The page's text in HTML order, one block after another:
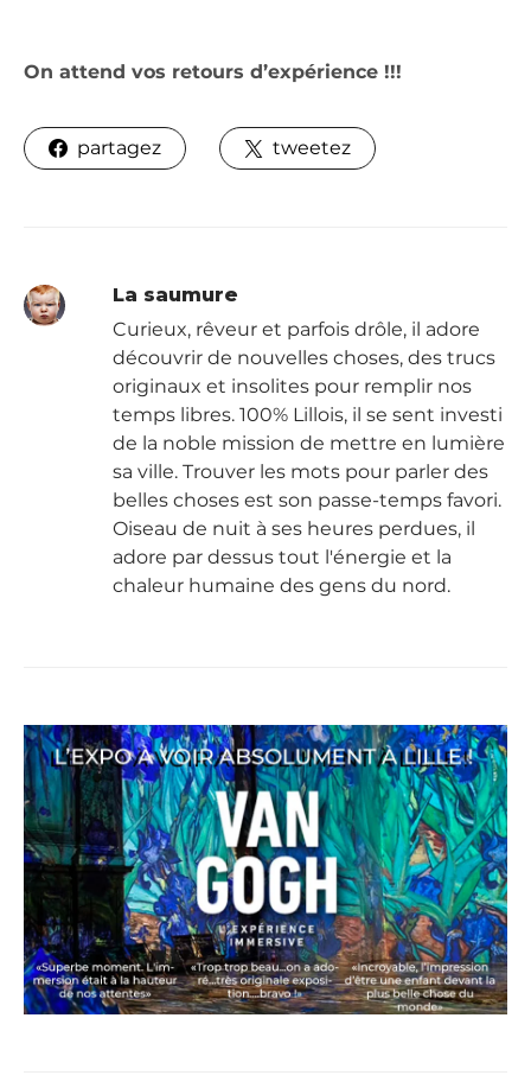
On attend vos retours d’expérience !!!
partagez tweetez
La saumure
Curieux, rêveur et parfois drôle, il adore
découvrir de nouvelles choses, des trucs
originaux et insolites pour remplir nos
temps libres. 100% Lillois, il se sent investi
de la noble mission de mettre en lumière
sa ville. Trouver les mots pour parler des
belles choses est son passe-temps favori.
Oiseau de nuit à ses heures perdues, il
adore par dessus tout l'énergie et la
chaleur humaine des gens du nord.